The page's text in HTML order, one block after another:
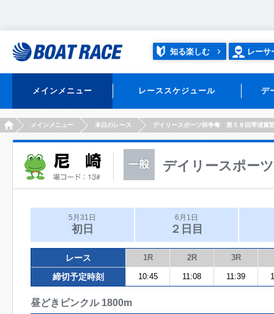
知る楽しむ レーサ
メインメニュー レーススケジュール デ
HOMEメインメニュー 本日のレース デイリースポーツ杯争奪 第５８回琴浦賞
デイリースポー
5月31日
初日
6月1日
２日目
レース 1R 2R 3R
締切予定時刻 10:45 11:08 11:39
昼どきピンクル 1800m